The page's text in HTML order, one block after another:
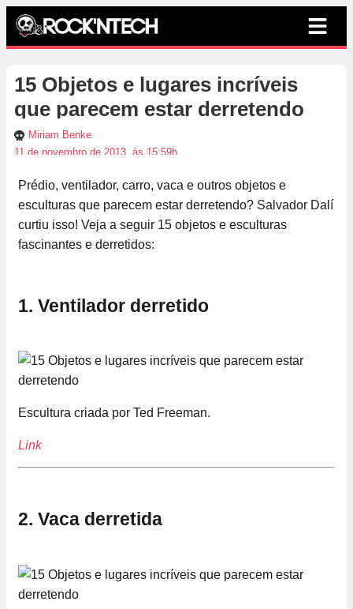
15 Objetos e lugares incríveis
que parecem estar derretendo
Miriam Benke
11 de novembro de 2013, às 15:59h
Prédio, ventilador, carro, vaca e outros objetos e
esculturas que parecem estar derretendo? Salvador Dalí
curtiu isso! Veja a seguir 15 objetos e esculturas
fascinantes e derretidos:
1. Ventilador derretido
Escultura criada por Ted Freeman.
Link
2. Vaca derretida